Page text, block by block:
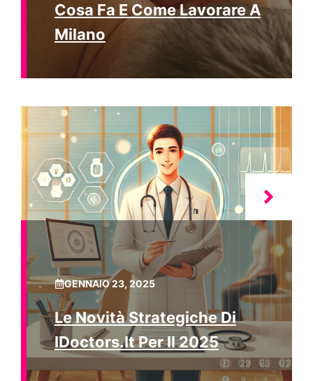
Cosa Fa E Come Lavorare A
Milano
GENNAIO 23, 2025
Le Novità Strategiche Di
IDoctors.it Per Il 2025